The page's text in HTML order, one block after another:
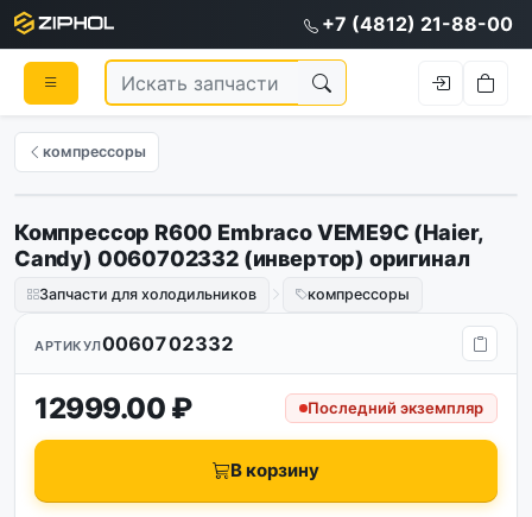
+7 (4812) 21-88-00
компрессоры
Оригинал
Компрессор R600 Embraco VEME9C (Haier,
Candy) 0060702332 (инвертор) оригинал
Запчасти для холодильников компрессоры
АРТИКУЛ0060702332
12999.00 ₽ Последний экземпляр
В корзину